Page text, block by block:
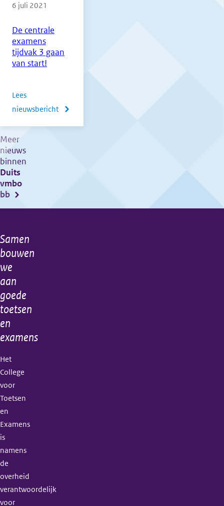
De centrale
examens
tijdvak 3 gaan
van start!
6 juli 2021
Lees
nieuwsbericht
over
van
Meer
nieuws
binnen
Duits
vmbo
bb
Algemene
informatie
Samen
bouwen
we
aan
goede
toetsen
en
examens
Het
College
voor
Toetsen
en
Examens
is
namens
de
overheid
verantwoordelijk
voor